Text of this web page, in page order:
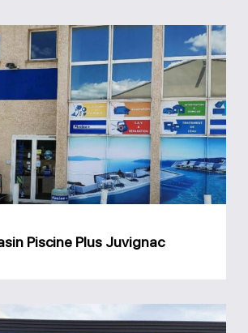
Magasin
Piscine
Plus
Juvignac
Piscine Plus Juvignac
Magasin